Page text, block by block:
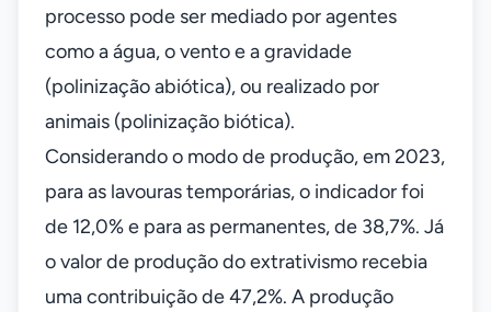
processo pode ser mediado por agentes
como a água, o vento e a gravidade
(polinização abiótica), ou realizado por
animais (polinização biótica).
Considerando o modo de produção, em 2023,
para as lavouras temporárias, o indicador foi
de 12,0% e para as permanentes, de 38,7%. Já
o valor de produção do extrativismo recebia
uma contribuição de 47,2%. A produção